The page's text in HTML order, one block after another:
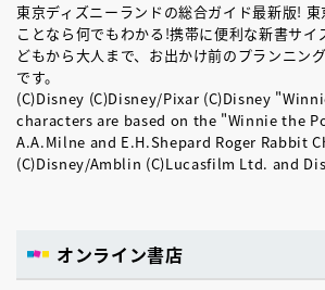
東京ディズニーランドの総合ガイド最新版!
ことなら何でもわかる!携帯に便利な新書サイ
どもから大人まで、お出かけ前のプランニン
です。
(C)Disney (C)Disney/Pixar (C)Disney
characters are based on the "Winnie the
A.A.Milne and E.H.Shepard Roger Rabbit
(C)Disney/Amblin (C)Lucasfilm Ltd. and
オンライン書店